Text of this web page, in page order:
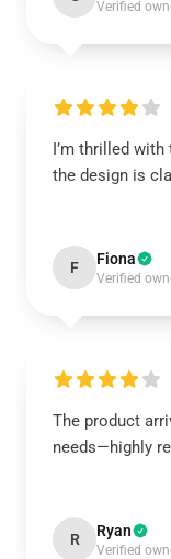
Verified
I’m thrilled
the design is
F Fiona
Verified
The product
needs—highly
R Ryan
Verified